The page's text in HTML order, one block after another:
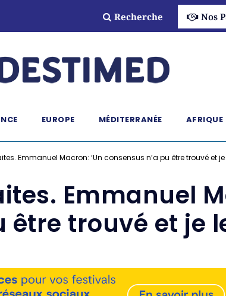
Recherche Nos
EUROPE MÉDITERRANÉE AFRIQUE
Emmanuel Macron: ‘Un consensus n’a pu être trouvé et je
Emmanuel
être trouvé et je